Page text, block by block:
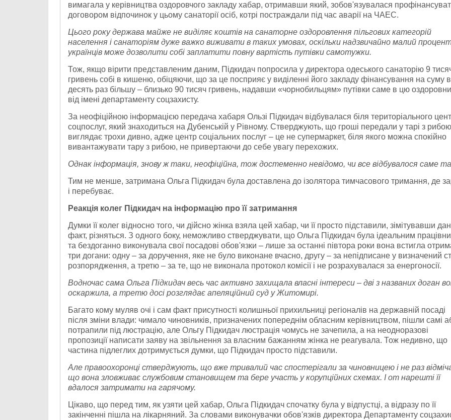
вимагала у керівництва оздоровчого закладу хабар, отримавши який, зобов'язувалася
договором відпочинок у цьому санаторії осіб, котрі постраждали під час аварії на ЧАЕС.
Цього року держава майже не виділяє коштів на санаторне оздоровлення пільгових категорій
населення і санаторіям дуже важко виживати в таких умовах, оскільки надзвичайно малий
українців може дозволити собі заплатити повну вартість путівки самотужки.
Тож, якщо вірити представленим даним, Підкидач попросила у директора одеського санаторію 9
гривень собі в кишеню, обіцяючи, що за це посприяє у виділенні його закладу фінансування на суму в
десять раз більшу – близько 90 тисяч гривень, надавши «чорнобильцям» путівки саме в цю
від імені департаменту соцзахисту.
За неофіційною інформацією передача хабаря Ользі Підкидач відбувалася біля територіального
соцпослуг, який знаходиться на Дубенській у Рівному. Стверджують, що гроші передали у тарі з
виглядає трохи дивно, адже центр соціальних послуг – це не супермаркет, біля якого можна спокійно
вивантажувати тару з рибою, не привертаючи до себе увагу перехожих.
Однак інформація, знову ж таки, неофіційна, тож достеменно невідомо, чи все відбувалося саме
Тим не менше, затримана Ольга Підкидач була доставлена до ізолятора тимчасового тримання, де
і перебуває.
Реакція колег Підкидач на інформацію про її затримання
Думки її колег відносно того, чи дійсно жінка взяла цей хабар, чи її просто підставили, зімітувавши
факт, різняться. З одного боку, неможливо стверджувати, що Ольга Підкидач була ідеальним
та бездоганно виконувала свої посадові обов'язки – лише за останні півтора роки вона встигла
три догани: одну – за доручення, яке не було виконане вчасно, другу – за непідписане у визначений
розпорядження, а третю – за те, що не виконала протокол комісії і не розрахувалася за енергоносії.
Водночас сама Ольга Підкидач весь час активно захищала власні інтереси – дві з названих доган
оскаржила, а третю досі розглядає апеляційний суд у Житомирі.
Багато кому муляв очі і сам факт присутності колишньої прихильниці регіоналів на державній посаді
після зміни влади: чимало чиновників, призначених попереднім обласним керівництвом, пішли самі
потрапили під люстрацію, але Ольгу Підкидач люстрація чомусь не зачепила, а на неодноразові
пропозиції написати заяву на звільнення за власним бажанням жінка не реагувала. Тож недивно, що
частина підлеглих дотримується думки, що Підкидач просто підставили.
Але правоохоронці стверджують, що вже тривалий час спостерігали за чиновницею і не раз
що вона зловживає службовим становищем та бере участь у корупційних схемах. І от нарешті її
вдалося затримати на гарячому.
Цікаво, що перед тим, як узяти цей хабар, Ольга Підкидач спочатку була у відпустці, а відразу по її
закінченні пішла на лікарняний. За словами виконувачки обов'язків директора Департаменту